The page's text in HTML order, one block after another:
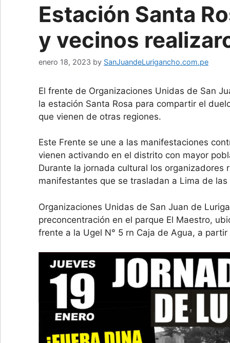
Estación Santa
y vecinos
enero 18, 2023 by SanJuandeLurigancho.com.pe
El frente de Organizaciones Unidas de San
la estación Santa Rosa para compartir el
que vienen de otras regiones.
Este Frente se une a las manifestaciones
vienen activando en el distrito con mayor
Durante la jornada cultural los
manifestantes que se trasladan a Lima de
Organizaciones Unidas de San Juan de
preconcentración en el parque El Maestro,
frente a la Ugel N° 5 rn Caja de Agua, a